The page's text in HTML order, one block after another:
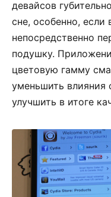
девайсов
сне, особенно, если
непосредственно
подушку.
цветовую гамму
уменьшить влияния
улучшить в итоге